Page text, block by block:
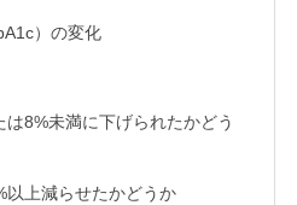
）の変化
8%未満に下げられたかどう
以上減らせたかどうか